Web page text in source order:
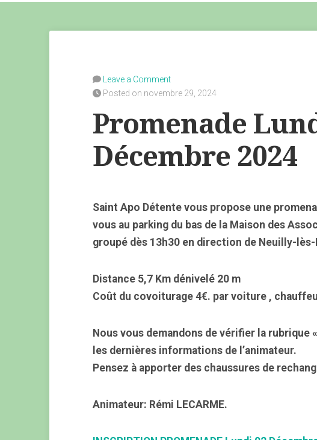
Leave a Comment
Posted on novembre 29, 2024
Promenade
Décembre 2024
Saint Apo Détente vous propose une
vous au parking du bas de la Maison des
groupé dès 13h30 en direction de Neuilly-
Distance 5,7 Km dénivelé 20 m
Coût du covoiturage 4€. par voiture ,
Nous vous demandons de vérifier la rubrique
les dernières informations de l’animateur.
Pensez à apporter des chaussures de
Animateur: Rémi LECARME.